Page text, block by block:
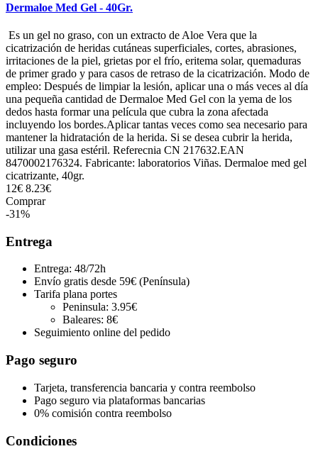
Dermaloe Med Gel - 40Gr.
Es un gel no graso, con un extracto de Aloe Vera que la
cicatrización de heridas cutáneas superficiales, cortes, abrasiones,
irritaciones de la piel, grietas por el frío, eritema solar, quemaduras
de primer grado y para casos de retraso de la cicatrización. Modo de
empleo: Después de limpiar la lesión, aplicar una o más veces al día
una pequeña cantidad de Dermaloe Med Gel con la yema de los
dedos hasta formar una película que cubra la zona afectada
incluyendo los bordes.Aplicar tantas veces como sea necesario para
mantener la hidratación de la herida. Si se desea cubrir la herida,
utilizar una gasa estéril. Referecnia CN 217632.EAN
8470002176324. Fabricante: laboratorios Viñas. Dermaloe med gel
cicatrizante, 40gr.
12€ 8.23€
Comprar
-31%
Entrega
Entrega: 48/72h
Envío gratis desde 59€ (Península)
Tarifa plana portes
Peninsula: 3.95€
Baleares: 8€
Seguimiento online del pedido
Pago seguro
Tarjeta, transferencia bancaria y contra reembolso
Pago seguro via plataformas bancarias
0% comisión contra reembolso
Condiciones